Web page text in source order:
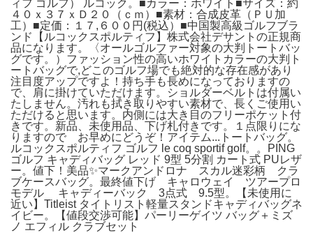
ィフ ゴルフ） ルコック。■カラー：ホワイト■サイズ：約
４０ｘ３７ｘＤ２０（ｃｍ）■素材：合成皮革（ＰＵ加
工）■定価：１７,６００円(税込）■中国製高級ゴルフブラ
ンド【ルコックスポルティフ】株式会社デサントの正規商
品になります。〈オールゴルファー対象の大判トートバッ
グです。）ファッション性の高いホワイトカラーの大判ト
ートバッグで,どこのゴルフ場でも絶対的な存在感があり
注目度アップですよ！持ち手も長めになっておりますの
で、肩に掛けていただけます。ショルダーベルトは付属い
たしません。汚れも拭き取りやすい素材で、長くご使用い
ただけると思います。内側には大き目のフリーポケット付
きです。新品、未使用品、下げ札付きです。１点限りにな
りますので お早めにどうぞ！アイテム...トートバッグ。
ルコックスポルティフ ゴルフ le coq sportif golf。。PING
ゴルフ キャディバッグ レッド 9型 5分割 カート式 PUレザ
ー。値下！美品✨マークアンドロナ スカル迷彩柄 クラ
ブケースバッグ。最終値下げ キャロウェイ ツアープロ
モデル キャディーバック 3点式 9.5型。【未使用に
近い】Titleist タイトリスト軽量スタンドキャディバッグネ
イビー。【値段交渉可能】パーリーゲイツ バッグ＋ミズ
ノ エフィル クラブセット